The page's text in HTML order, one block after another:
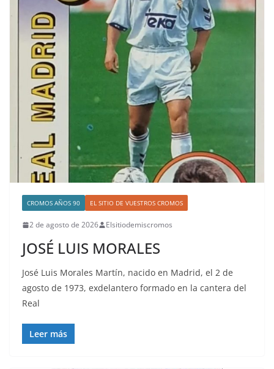
CROMOS AÑOS 90 EL SITIO DE VUESTROS CROMOS
2 de agosto de 2026 Elsitiodemiscromos
JOSÉ LUIS MORALES
José Luis Morales Martín, nacido en Madrid, el 2 de
agosto de 1973, exdelantero formado en la cantera del
Real
Leer más